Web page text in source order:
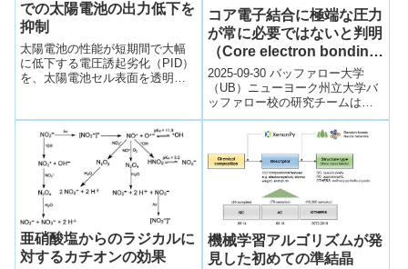
での太陽電池の出力低下を
抑制
太陽電池の性能が短期間で大幅
に低下する電圧誘起劣化（PID）
を、太陽電池セル表面を透明導
コア電子結合に極端な圧力
が常に必要ではないと判明
（Core electron bonding
may not always require
extreme pressure, study
finds）
2025-09-30 バッファロー大学
（UB）ニューヨーク州立大学バ
ッファロー校の研究チームは、
アルカリ金属の「半芯電子
（semicore electrons）...
亜硝酸塩からのラジカルに
対するカチオンの効果
機械学習アルゴリズムが発
見した初めての準結晶